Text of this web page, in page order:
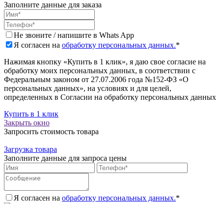
Заполните данные для заказа
Не звоните / напишите в Whats App
Я согласен на обработку персональных данных.*
Нажимая кнопку «Купить в 1 клик», я даю свое согласие на
обработку моих персональных данных, в соответствии с
Федеральным законом от 27.07.2006 года №152-ФЗ «О
персональных данных», на условиях и для целей,
определенных в Согласии на обработку персональных данных
Купить в 1 клик
Закрыть окно
Запросить стоимость товара
Загрузка товара
Заполните данные для запроса цены
Я согласен на обработку персональных данных.*